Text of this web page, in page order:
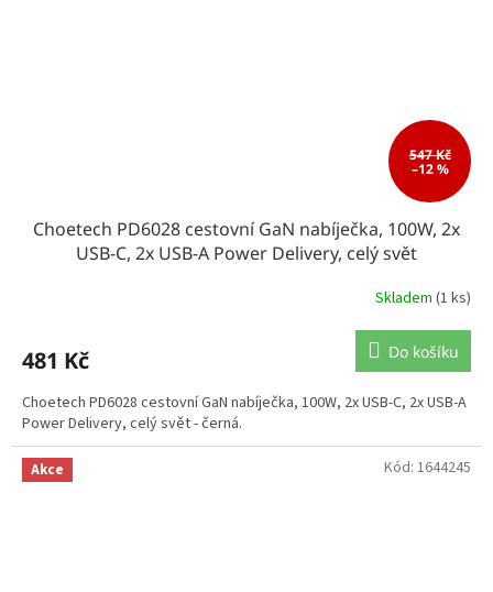
547 Kč
–12 %
Choetech PD6028 cestovní GaN nabíječka, 100W, 2x
USB-C, 2x USB-A Power Delivery, celý svět
Skladem (1 ks)
481 Kč Do košíku
Choetech PD6028 cestovní GaN nabíječka, 100W, 2x USB-C, 2x USB-A
Power Delivery, celý svět - černá.
Akce Kód: 1644245